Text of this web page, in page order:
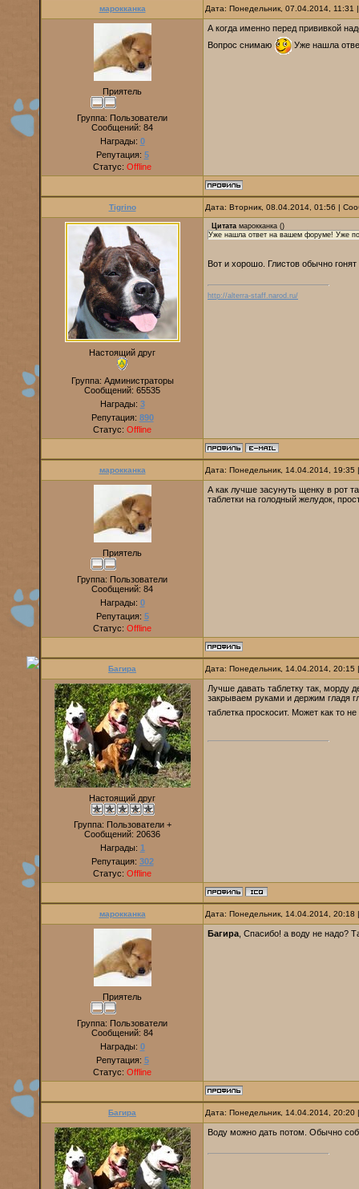
марокканка Дата: Понедельник, 07.04.2014,
Приятель
Группа: Пользователи
Сообщений: 84
Награды: 0
Репутация: 5
Статус: Offline
А когда именно перед прививкой
Вопрос снимаю
Уже нашла
Tigrino Дата: Вторник, 08.04.2014, 01:56 |
Настоящий друг
Группа: Администраторы
Сообщений: 65535
Награды: 3
Репутация: 890
Статус: Offline
Цитата марокканка ()
Уже нашла ответ на вашем форуме! Уже
Вот и хорошо. Глистов обычно
http://alterra-staff.narod.ru/
марокканка Дата: Понедельник, 14.04.2014,
Приятель
Группа: Пользователи
Сообщений: 84
Награды: 0
Репутация: 5
Статус: Offline
А как лучше засунуть щенку в рот
таблетки на голодный желудок,
Багира Дата: Понедельник, 14.04.2014,
Настоящий друг
Группа: Пользователи +
Сообщений: 20636
Награды: 1
Репутация: 302
Статус: Offline
Лучше давать таблетку так, морду
закрываем руками и держим гладя
таблетка проскосит. Может как то
марокканка Дата: Понедельник, 14.04.2014,
Приятель
Группа: Пользователи
Сообщений: 84
Награды: 0
Репутация: 5
Статус: Offline
Багира , Спасибо! а воду не надо?
Багира Дата: Понедельник, 14.04.2014,
Воду можно дать потом. Обычно